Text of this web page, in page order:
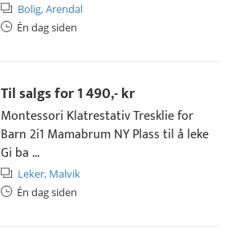
Bolig,Arendal
Én dag siden
Til salgs for1 490,- kr
Montessori Klatrestativ Tresklie for
Barn 2i1 Mamabrum NY Plass til å leke
Gi ba ...
Leker, Malvik
Én dag siden